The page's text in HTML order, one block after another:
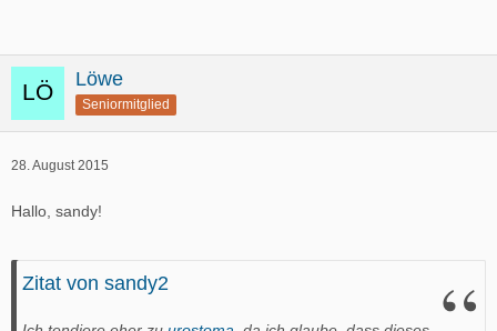
Löwe
Seniormitglied
28. August 2015
Hallo, sandy!
Zitat von sandy2